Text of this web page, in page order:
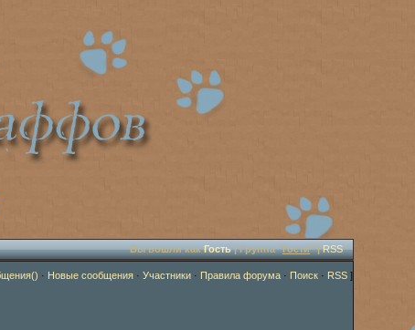
Вы вошли какГость| Группа "Гости" |RSS
· Новые сообщения · Участники · Правила форума · Поиск · RSS ]